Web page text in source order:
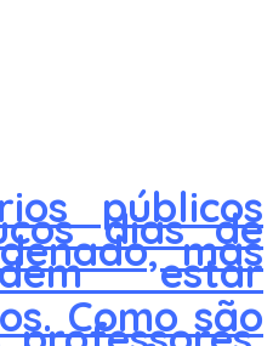
públicos
dias de
mas
estar
Como são